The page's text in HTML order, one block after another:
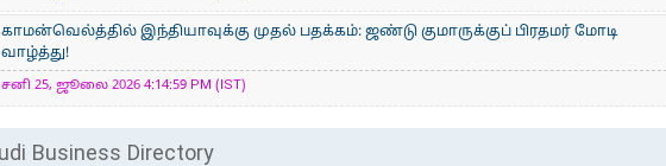
காமன்வெல்த்தில் இந்தியாவுக்கு முதல் பதக்கம்: ஜண்டு குமாருக்குப் பிரதமர் மோடி
வாழ்த்து!
சனி 25, ஜூலை 2026 4:14:59 PM (IST)
Business Directory